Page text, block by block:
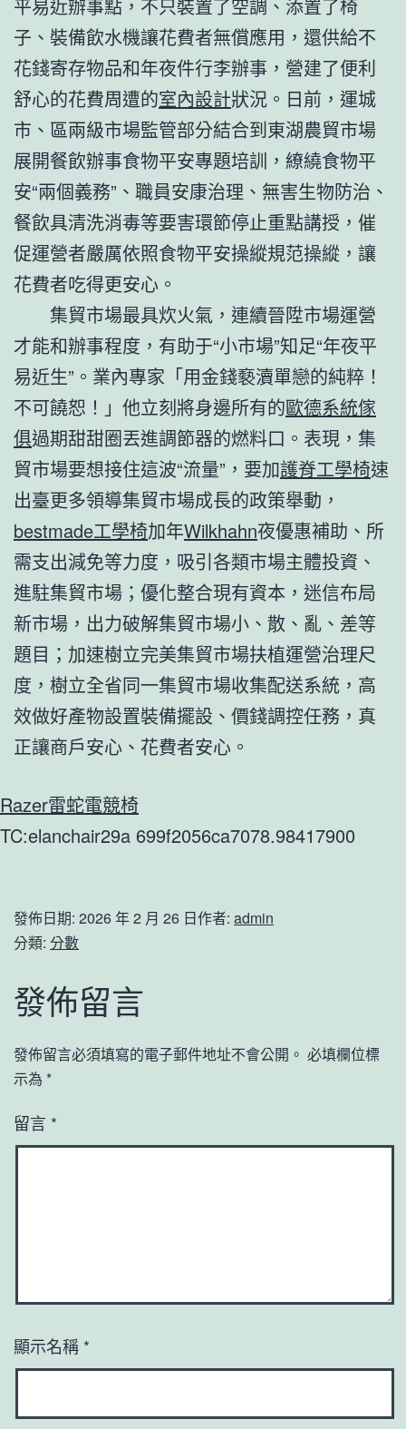
平易近辦事點，不只裝置了空調、添置了椅
子、裝備飲水機讓花費者無償應用，還供給不
花錢寄存物品和年夜件行李辦事，營建了便利
舒心的花費周遭的室內設計狀況。日前，運城
市、區兩級市場監管部分結合到東湖農貿市場
展開餐飲辦事食物平安專題培訓，繚繞食物平
安“兩個義務”、職員安康治理、無害生物防治、
餐飲具清洗消毒等要害環節停止重點講授，催
促運營者嚴厲依照食物平安操縱規范操縱，讓
花費者吃得更安心。
集貿市場最具炊火氣，連續晉陞市場運營
才能和辦事程度，有助于“小市場”知足“年夜平
易近生”。業內專家「用金錢褻瀆單戀的純粹！
不可饒恕！」他立刻將身邊所有的歐德系統傢
俱過期甜甜圈丟進調節器的燃料口。表現，集
貿市場要想接住這波“流量”，要加護脊工學椅速
出臺更多領導集貿市場成長的政策舉動，
bestmade工學椅加年Wilkhahn夜優惠補助、所
需支出減免等力度，吸引各類市場主體投資、
進駐集貿市場；優化整合現有資本，迷信布局
新市場，出力破解集貿市場小、散、亂、差等
題目；加速樹立完美集貿市場扶植運營治理尺
度，樹立全省同一集貿市場收集配送系統，高
效做好產物設置裝備擺設、價錢調控任務，真
正讓商戶安心、花費者安心。
Razer雷蛇電競椅
TC:elanchair29a 699f2056ca7078.98417900
發佈日期: 2026 年 2 月 26 日作者: admin
分類: 分數
發佈留言
發佈留言必須填寫的電子郵件地址不會公開。 必填欄位標
示為 *
留言 *
顯示名稱 *